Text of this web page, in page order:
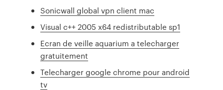
Sonicwall global vpn client mac
Visual c++ 2005 x64 redistributable sp1
Ecran de veille aquarium a telecharger
gratuitement
Telecharger google chrome pour android
tv